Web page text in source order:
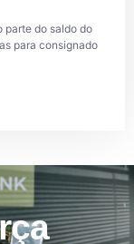
parte do saldo do
para consignado